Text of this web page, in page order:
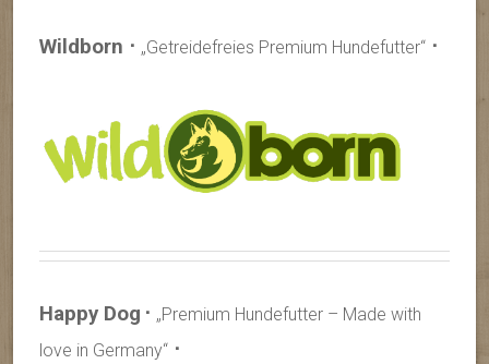
Wildborn ⋅ „Getreidefreies Premium Hundefutter“ ⋅
Happy Dog ⋅ „Premium Hundefutter – Made with
love in Germany“ ⋅